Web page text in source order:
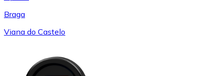
Braga
Viana do Castelo